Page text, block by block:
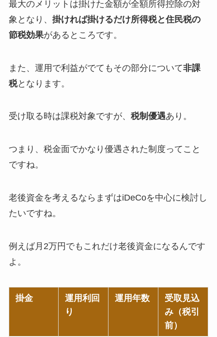
最大のメリットは掛けた金額が全額所得控除の対
象となり、 掛ければ掛けるだけ所得税と住民税の
節税効果があるところです。
また、運用で利益がでてもその部分について非課
税となります。
受け取る時は課税対象ですが、 税制優遇あり。
つまり、税金面でかなり優遇された制度ってこと
ですね。
老後資金を考えるならまずはiDeCoを中心に検討し
たいですね。
例えば月2万円でもこれだけ老後資金になるんです
よ。
掛金
運用利回
り
運用年数
受取見込
み（税引
前）